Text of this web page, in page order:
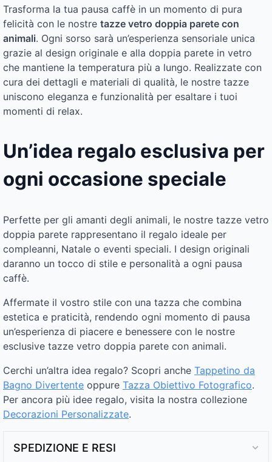
Trasforma la tua pausa caffè in un momento di pura
felicità con le nostre tazze vetro doppia parete con
animali. Ogni sorso sarà un’esperienza sensoriale unica
grazie al design originale e alla doppia parete in vetro
che mantiene la temperatura più a lungo. Realizzate con
cura dei dettagli e materiali di qualità, le nostre tazze
uniscono eleganza e funzionalità per esaltare i tuoi
momenti di relax.
Un’idea regalo esclusiva per
ogni occasione speciale
Perfette per gli amanti degli animali, le nostre tazze vetro
doppia parete rappresentano il regalo ideale per
compleanni, Natale o eventi speciali. I design originali
daranno un tocco di stile e personalità a ogni pausa
caffè.
Affermate il vostro stile con una tazza che combina
estetica e praticità, rendendo ogni momento di pausa
un’esperienza di piacere e benessere con le nostre
esclusive tazze vetro doppia parete con animali.
Cerchi un’altra idea regalo? Scopri anche Tappetino da
Bagno Divertente oppure Tazza Obiettivo Fotografico.
Per ancora più idee regalo, visita la nostra collezione
Decorazioni Personalizzate.
SPEDIZIONE E RESI